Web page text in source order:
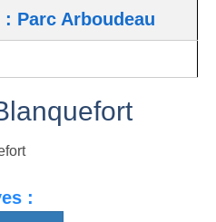
Parc Arboudeau
: